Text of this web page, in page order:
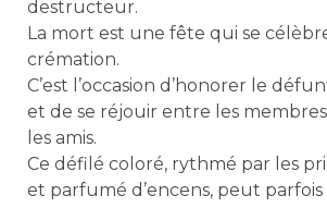
destructeur.
La mort est une fête qui se
crémation.
C’est l’occasion d’honorer le
et de se réjouir entre les
les amis.
Ce défilé coloré, rythmé par les
et parfumé d’encens, peut